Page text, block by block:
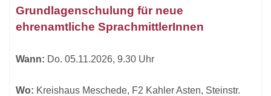
Tabellenüberschriften
sortiert
Grundlagenschulung für neue
ehrenamtliche SprachmittlerInnen
Wann: Do. 05.11.2026, 9.30 Uhr
Wo: Kreishaus Meschede, F2 Kahler Asten, Steinstr.